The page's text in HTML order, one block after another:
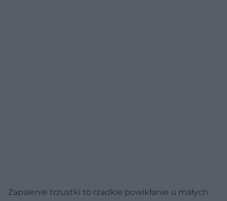
Zapalenie trzustki to rzadkie powikłanie u małych